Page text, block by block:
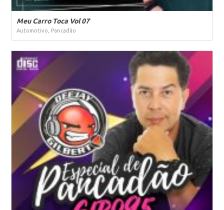
Meu Carro Toca Vol 07
Automotivo, Pancadão